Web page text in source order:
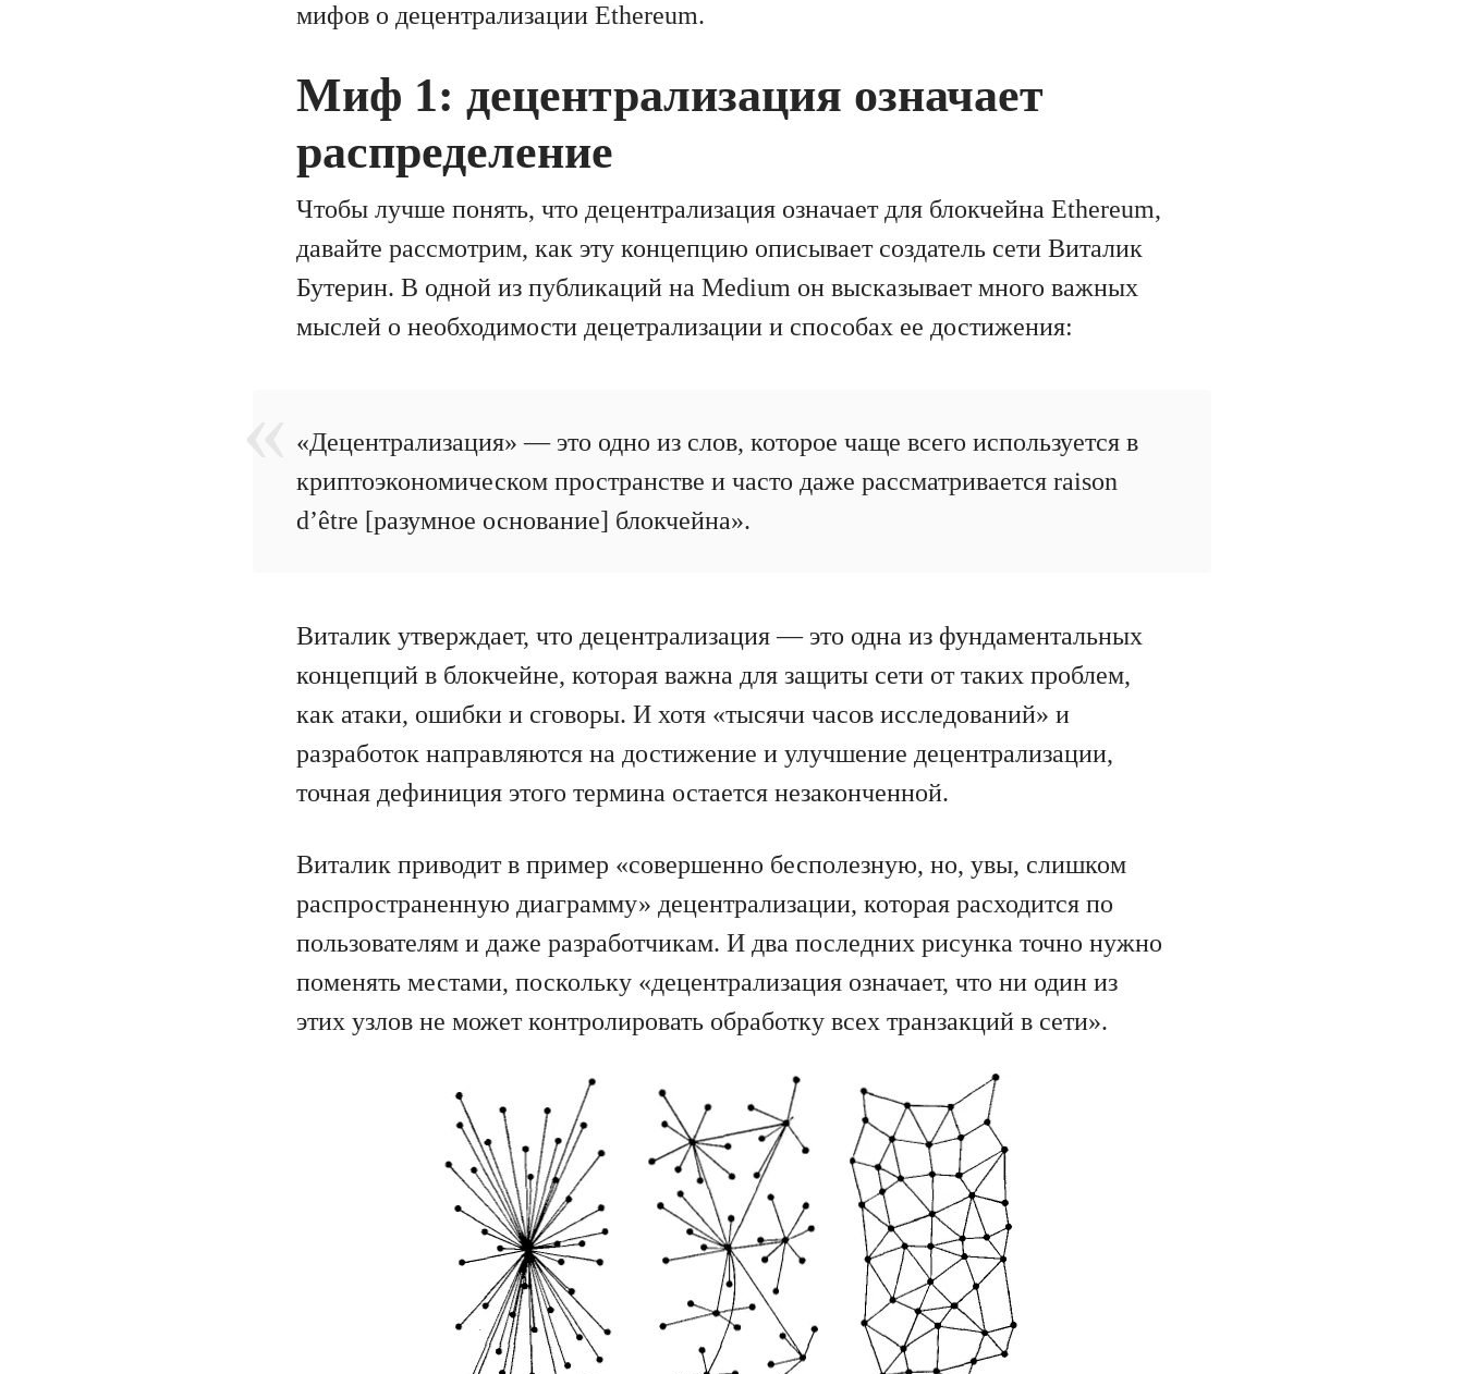
мифов о децентрализации Ethereum.
Миф 1: децентрализация означает
распределение
Чтобы лучше понять, что децентрализация означает для блокчейна Ethereum,
давайте рассмотрим, как эту концепцию описывает создатель сети Виталик
Бутерин. В одной из публикаций на Medium он высказывает много важных
мыслей о необходимости децетрализации и способах ее достижения:
«Децентрализация» — это одно из слов, которое чаще всего используется в
криптоэкономическом пространстве и часто даже рассматривается raison
d’être [разумное основание] блокчейна».
Виталик утверждает, что децентрализация — это одна из фундаментальных
концепций в блокчейне, которая важна для защиты сети от таких проблем,
как атаки, ошибки и сговоры. И хотя «тысячи часов исследований» и
разработок направляются на достижение и улучшение децентрализации,
точная дефиниция этого термина остается незаконченной.
Виталик приводит в пример «совершенно бесполезную, но, увы, слишком
распространенную диаграмму» децентрализации, которая расходится по
пользователям и даже разработчикам. И два последних рисунка точно нужно
поменять местами, поскольку «децентрализация означает, что ни один из
этих узлов не может контролировать обработку всех транзакций в сети».